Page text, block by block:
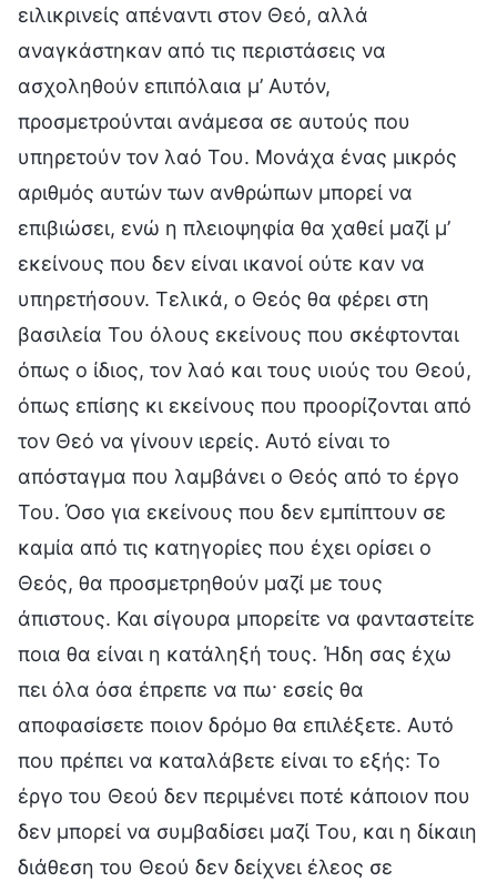
ειλικρινείς απέναντι στον Θεό, αλλά
αναγκάστηκαν από τις περιστάσεις να
ασχοληθούν επιπόλαια μ’ Αυτόν,
προσμετρούνται ανάμεσα σε αυτούς που
υπηρετούν τον λαό Του. Μονάχα ένας μικρός
αριθμός αυτών των ανθρώπων μπορεί να
επιβιώσει, ενώ η πλειοψηφία θα χαθεί μαζί μ’
εκείνους που δεν είναι ικανοί ούτε καν να
υπηρετήσουν. Τελικά, ο Θεός θα φέρει στη
βασιλεία Του όλους εκείνους που σκέφτονται
όπως ο ίδιος, τον λαό και τους υιούς του Θεού,
όπως επίσης κι εκείνους που προορίζονται από
τον Θεό να γίνουν ιερείς. Αυτό είναι το
απόσταγμα που λαμβάνει ο Θεός από το έργο
Του. Όσο για εκείνους που δεν εμπίπτουν σε
καμία από τις κατηγορίες που έχει ορίσει ο
Θεός, θα προσμετρηθούν μαζί με τους
άπιστους. Και σίγουρα μπορείτε να φανταστείτε
ποια θα είναι η κατάληξή τους. Ήδη σας έχω
πει όλα όσα έπρεπε να πω· εσείς θα
αποφασίσετε ποιον δρόμο θα επιλέξετε. Αυτό
που πρέπει να καταλάβετε είναι το εξής: Το
έργο του Θεού δεν περιμένει ποτέ κάποιον που
δεν μπορεί να συμβαδίσει μαζί Του, και η δίκαιη
διάθεση του Θεού δεν δείχνει έλεος σε